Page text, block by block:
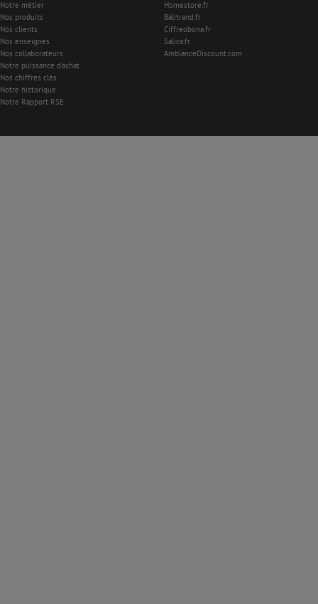
Notre métier
Nos produits
Nos clients
Nos enseignes
Nos collaborateurs
Notre puissance d'achat
Nos chiffres clés
Notre historique
Notre Rapport RSE
Homestore.fr
Balitrand.fr
Ciffreobona.fr
Salica.fr
AmbianceDiscount.com